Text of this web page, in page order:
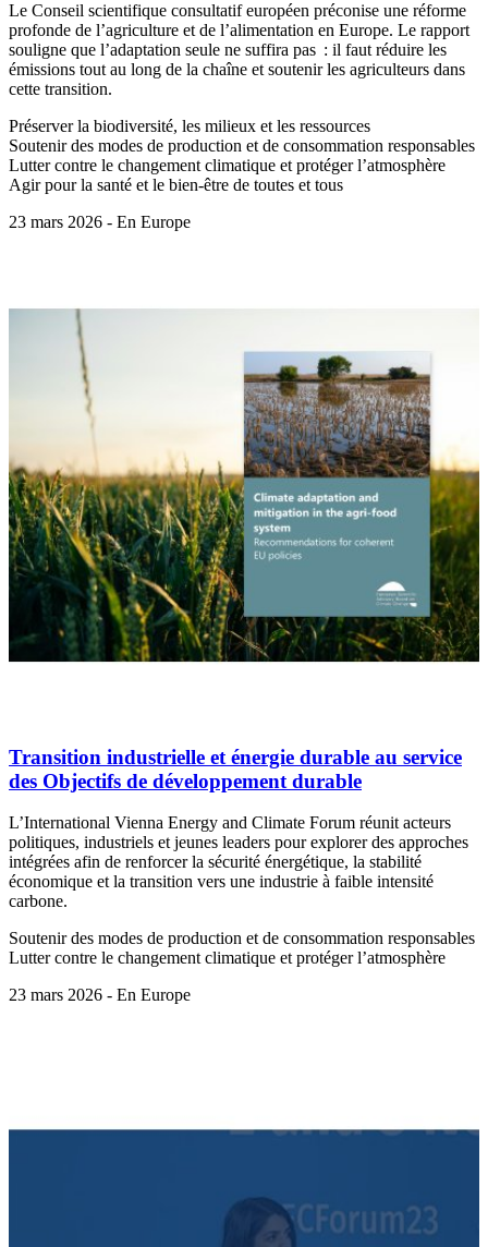
Le Conseil scientifique consultatif européen préconise une réforme
profonde de l’agriculture et de l’alimentation en Europe. Le rapport
souligne que l’adaptation seule ne suffira pas : il faut réduire les
émissions tout au long de la chaîne et soutenir les agriculteurs dans
cette transition.
Préserver la biodiversité, les milieux et les ressources
Soutenir des modes de production et de consommation responsables
Lutter contre le changement climatique et protéger l’atmosphère
Agir pour la santé et le bien-être de toutes et tous
23 mars 2026 - En Europe
Transition industrielle et énergie durable au service
des Objectifs de développement durable
L’International Vienna Energy and Climate Forum réunit acteurs
politiques, industriels et jeunes leaders pour explorer des approches
intégrées afin de renforcer la sécurité énergétique, la stabilité
économique et la transition vers une industrie à faible intensité
carbone.
Soutenir des modes de production et de consommation responsables
Lutter contre le changement climatique et protéger l’atmosphère
23 mars 2026 - En Europe